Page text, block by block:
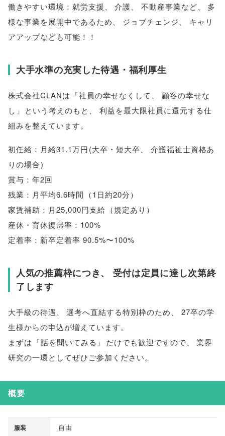
働きやすい環境：就労支援
介護 不動産事業など
多
様な事業を展開中であるため
ジョブチェンジ
キャリ
アアップなども可能！！
大手水準の充実した待遇・福利厚生
株式会社CLANは 「社員の幸せなくして
顧客の幸せな
し 」 という考えのもと
利益を最大限社員に還元する仕
組みを整えています。
初任給：月給31.1万円(大卒・短大卒
介護福祉士資格あ
りの場合)
賞与：年2回
残業：月平均6.6時間 （1日約20分）
家賃補助：月25,000円支給 （規定あり ）
産休・育休復帰率：100%
定着率：新卒定着率 90.5%〜100%
人気の推薦枠につき、
受付は定員に達し次第終
了します
大手級の待遇 選考へ直結する特別枠のため
27卒の学
生様からの申込が増えています。
まずは 「話を聞いてみる 」 だけでも歓迎ですので
業界
研究の一環としてぜひご参加ください。
概要
服装 自由